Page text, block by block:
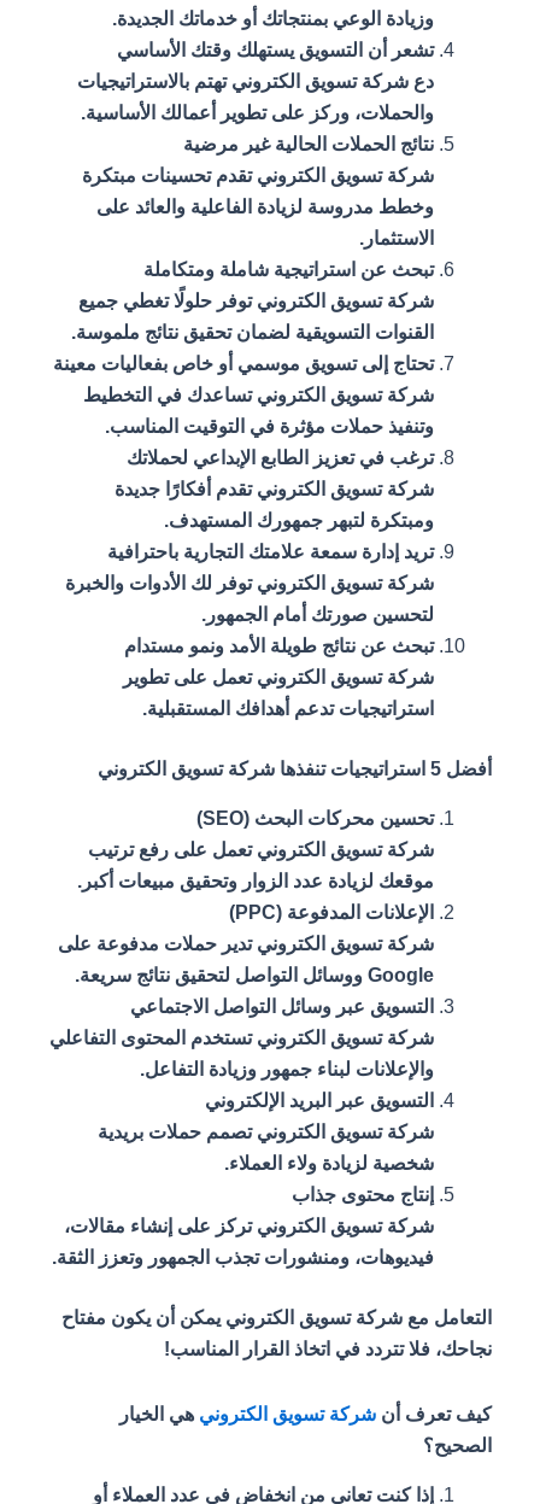
وزيادة الوعي بمنتجاتك أو خدماتك الجديدة.
تشعر أن التسويق يستهلك وقتك الأساسي
دع شركة تسويق الكتروني تهتم بالاستراتيجيات
والحملات، وركز على تطوير أعمالك الأساسية.
نتائج الحملات الحالية غير مرضية
شركة تسويق الكتروني تقدم تحسينات مبتكرة
وخطط مدروسة لزيادة الفاعلية والعائد على
الاستثمار.
تبحث عن استراتيجية شاملة ومتكاملة
شركة تسويق الكتروني توفر حلولًا تغطي جميع
القنوات التسويقية لضمان تحقيق نتائج ملموسة.
تحتاج إلى تسويق موسمي أو خاص بفعاليات معينة
شركة تسويق الكتروني تساعدك في التخطيط
وتنفيذ حملات مؤثرة في التوقيت المناسب.
ترغب في تعزيز الطابع الإبداعي لحملاتك
شركة تسويق الكتروني تقدم أفكارًا جديدة
ومبتكرة لتبهر جمهورك المستهدف.
تريد إدارة سمعة علامتك التجارية باحترافية
شركة تسويق الكتروني توفر لك الأدوات والخبرة
لتحسين صورتك أمام الجمهور.
تبحث عن نتائج طويلة الأمد ونمو مستدام
شركة تسويق الكتروني تعمل على تطوير
استراتيجيات تدعم أهدافك المستقبلية.
أفضل 5 استراتيجيات تنفذها شركة تسويق الكتروني
تحسين محركات البحث (SEO)
شركة تسويق الكتروني تعمل على رفع ترتيب
موقعك لزيادة عدد الزوار وتحقيق مبيعات أكبر.
الإعلانات المدفوعة (PPC)
شركة تسويق الكتروني تدير حملات مدفوعة على
Google ووسائل التواصل لتحقيق نتائج سريعة.
التسويق عبر وسائل التواصل الاجتماعي
شركة تسويق الكتروني تستخدم المحتوى التفاعلي
والإعلانات لبناء جمهور وزيادة التفاعل.
التسويق عبر البريد الإلكتروني
شركة تسويق الكتروني تصمم حملات بريدية
شخصية لزيادة ولاء العملاء.
إنتاج محتوى جذاب
شركة تسويق الكتروني تركز على إنشاء مقالات،
فيديوهات، ومنشورات تجذب الجمهور وتعزز الثقة.
التعامل مع شركة تسويق الكتروني يمكن أن يكون مفتاح
نجاحك، فلا تتردد في اتخاذ القرار المناسب!
كيف تعرف أن شركة تسويق الكترونيهي الخيار
الصحيح؟
إذا كنت تعاني من انخفاض في عدد العملاء أو